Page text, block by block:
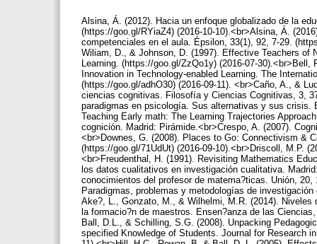
Alsina, Á. (2012). Hacia un enfoque globalizado de la
(https://goo.gl/RYiaZ4) (2016-10-10).<br>Alsina, Á.
competenciales en el aula. Épsilon, 33(1), 92, 7-29.
Wiliam, D., & Johnson, D. (1997). Effective Teachers of
Learning. (https://goo.gl/ZzQo1y) (2016-07-
Innovation in Technology-enabled Learning. The
(https://goo.gl/adhO30) (2016-09-11). <br>Caño, A., &
ciencias cognitivas. Filosofía y Ciencias Cognitivas, 3,
paradigmas en psicología. Sus alternativas y sus crisis.
Teaching Early math: The Learning Trajectories
cognición. Madrid: Pirámide.<br>Crespo, A. (2007).
<br>Downes, G. (2008). Places to Go: Connectivism &
(https://goo.gl/71UdUt) (2016-09-10).<br>Driscoll, M.P.
<br>Freudenthal, H. (1991). Revisiting Mathematics
los datos cualitativos en investigación cualitativa.
conocimientos del profesor de matema?ticas. Unión,
Paradigmas, problemas y metodologías de
Ake?, L., Gonzato, M., & Wilhelmi, M.R. (2014).
la formacio?n de maestros. Ensen?anza de las
Ball, D.L., & Schilling, S.G. (2008). Unpacking
specified Knowledge of Students. Journal for Research